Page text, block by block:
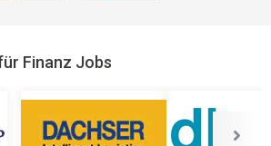
Finanz Jobs